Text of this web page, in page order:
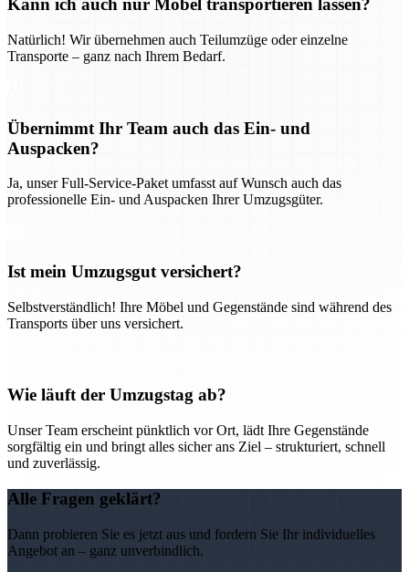
Kann ich auch nur Möbel transportieren lassen?
Natürlich! Wir übernehmen auch Teilumzüge oder einzelne
Transporte – ganz nach Ihrem Bedarf.
Übernimmt Ihr Team auch das Ein- und
Auspacken?
Ja, unser Full-Service-Paket umfasst auf Wunsch auch das
professionelle Ein- und Auspacken Ihrer Umzugsgüter.
Ist mein Umzugsgut versichert?
Selbstverständlich! Ihre Möbel und Gegenstände sind während des
Transports über uns versichert.
Wie läuft der Umzugstag ab?
Unser Team erscheint pünktlich vor Ort, lädt Ihre Gegenstände
sorgfältig ein und bringt alles sicher ans Ziel – strukturiert, schnell
und zuverlässig.
Alle Fragen geklärt?
Dann probieren Sie es jetzt aus und fordern Sie Ihr individuelles
Angebot an – ganz unverbindlich.